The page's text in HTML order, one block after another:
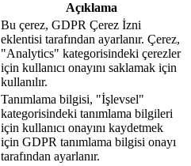
Açıklama
Bu çerez, GDPR Çerez İzni
eklentisi tarafından ayarlanır. Çerez,
"Analytics" kategorisindeki çerezler
için kullanıcı onayını saklamak için
kullanılır.
Tanımlama bilgisi, "İşlevsel"
kategorisindeki tanımlama bilgileri
için kullanıcı onayını kaydetmek
için GDPR tanımlama bilgisi onayı
tarafından ayarlanır.